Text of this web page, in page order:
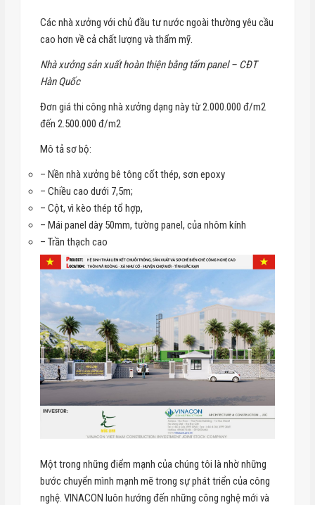
Các nhà xưởng với chủ đầu tư nước ngoài thường yêu cầu
cao hơn về cả chất lượng và thẩm mỹ.
Nhà xưởng sản xuất hoàn thiện bằng tấm panel – CĐT
Hàn Quốc
Đơn giá thi công nhà xưởng dạng này từ 2.000.000 đ/m2
đến 2.500.000 đ/m2
Mô tả sơ bộ:
– Nền nhà xưởng bê tông cốt thép, sơn epoxy
– Chiều cao dưới 7,5m;
– Cột, vì kèo thép tổ hợp,
– Mái panel dày 50mm, tường panel, của nhôm kính
– Trần thạch cao
Một trong những điểm mạnh của chúng tôi là nhờ những
bước chuyển mình mạnh mẽ trong sự phát triển của công
nghệ. VINACON luôn hướng đến những công nghệ mới và